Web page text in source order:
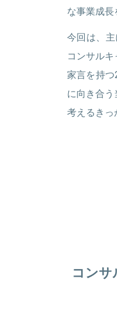
な事業成長
今回は、
コンサル
家言を持
に向き合
考えるきっ
コン